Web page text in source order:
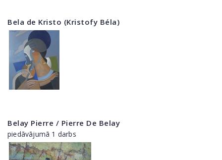
Bela de Kristo (Kristofy Béla)
Belay Pierre / Pierre De Belay
piedāvājumā 1 darbs